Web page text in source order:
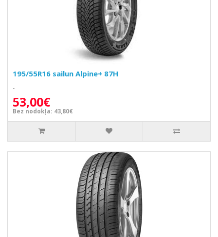
195/55R16 sailun Alpine+ 87H
..
53,00€
Bez nodokļa: 43,80€